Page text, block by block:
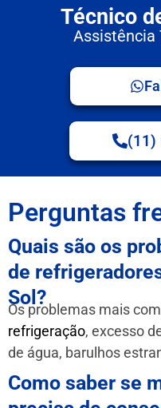
Técnico
Assistência
(11)
Perguntas
Quais são os
de
Sol?
Os problemas mais
refrigeração, excesso
de água, barulhos
Como saber se